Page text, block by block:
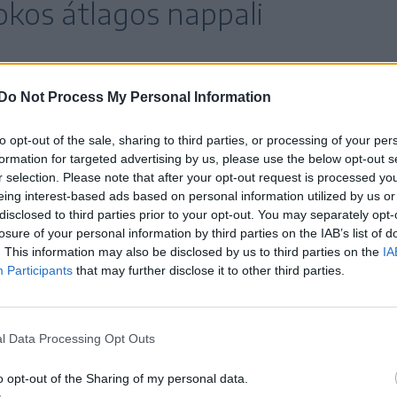
Do Not Process My Personal Information
opt-out of the sale, sharing to third parties, or processing of your
for targeted advertising by us, please use the below opt-out
selection. Please note that after your opt-out request is processed
interest-based ads based on personal information utilized by us
to third parties prior to your opt-out. You may separately
of your personal information by third parties on the IAB’s list of
This information may also be disclosed by us to third parties on the
Participants that may further disclose it to other third parties.
Data Processing Opt Outs
opt-out of the Sharing of my personal data.
átlagos nappali
a nappali átlagok július 7-éig 25 fok közelébe
következik. Jövő hét végére 31–32 fokos nappali
ezen a héten 16–18 fok között
csökkennek, a leghűvösebb éjszakák a jövő
2. és 8. között valószínűbb.
szokásosnál jóval melegebb lesz, a nappali
alakul. Ezután lehűlés következik, a nappali
esnek vissza, majd fokozatosan
a 20–21 fokot. Az éjszakai hőmérsékletek